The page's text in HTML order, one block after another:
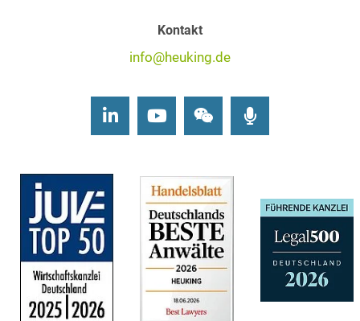
Kontakt
info@heuking.de
LinkedInYoutubeWechat